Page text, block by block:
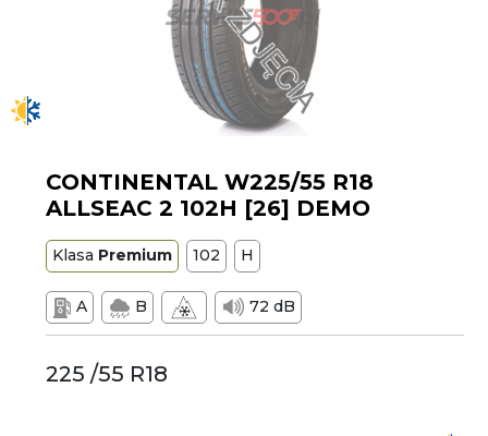
CONTINENTAL W225/55 R18
ALLSEAC 2 102H [26] DEMO
Klasa Premium 102 H
A B 72 dB
225 /55 R18